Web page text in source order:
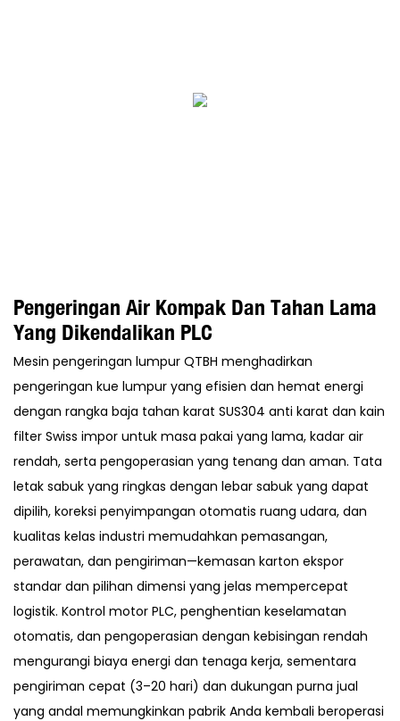
Pengeringan Air Kompak Dan Tahan Lama
Yang Dikendalikan PLC
Mesin pengeringan lumpur QTBH menghadirkan
pengeringan kue lumpur yang efisien dan hemat energi
dengan rangka baja tahan karat SUS304 anti karat dan kain
filter Swiss impor untuk masa pakai yang lama, kadar air
rendah, serta pengoperasian yang tenang dan aman. Tata
letak sabuk yang ringkas dengan lebar sabuk yang dapat
dipilih, koreksi penyimpangan otomatis ruang udara, dan
kualitas kelas industri memudahkan pemasangan,
perawatan, dan pengiriman—kemasan karton ekspor
standar dan pilihan dimensi yang jelas mempercepat
logistik. Kontrol motor PLC, penghentian keselamatan
otomatis, dan pengoperasian dengan kebisingan rendah
mengurangi biaya energi dan tenaga kerja, sementara
pengiriman cepat (3–20 hari) dan dukungan purna jual
yang andal memungkinkan pabrik Anda kembali beroperasi